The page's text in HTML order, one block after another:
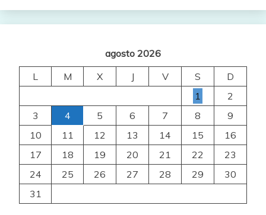
agosto 2026
L
M X J V S
D
1
2
3
4 5 6 7 8
9
10
11 12 13 14 15
16
17
18 19 20 21 22
23
24
25 26 27 28 29
30
31